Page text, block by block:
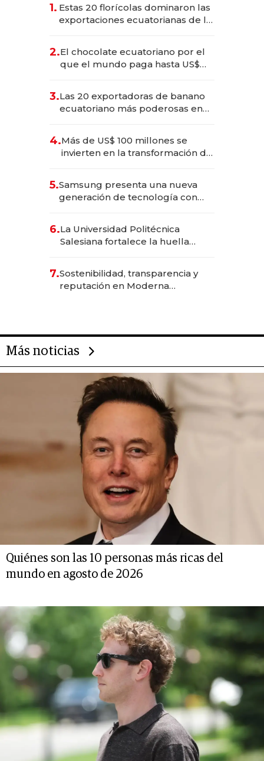
1. Estas 20 florícolas dominaron las
exportaciones ecuatorianas de la
2.El chocolate ecuatoriano por el
que el mundo paga hasta US$
3.Las 20 exportadoras de banano
ecuatoriano más poderosas en
4.Más de US$ 100 millones se
invierten en la transformación de
5.Samsung presenta una nueva
generación de tecnología con
6.La Universidad Politécnica
Salesiana fortalece la huella
7.Sostenibilidad, transparencia y
reputación en Moderna
Más noticias
Quiénes son las 10 personas más ricas del
mundo en agosto de 2026